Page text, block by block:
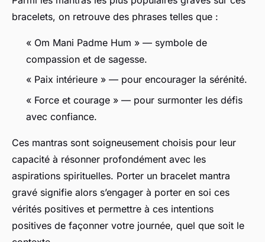
bracelets, on retrouve des phrases telles que :
« Om Mani Padme Hum » — symbole de
compassion et de sagesse.
« Paix intérieure » — pour encourager la sérénité.
« Force et courage » — pour surmonter les défis
avec confiance.
Ces mantras sont soigneusement choisis pour leur
capacité à résonner profondément avec les
aspirations spirituelles. Porter un bracelet mantra
gravé signifie alors s’engager à porter en soi ces
vérités positives et permettre à ces intentions
positives de façonner votre journée, quel que soit le